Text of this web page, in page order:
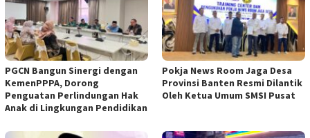
PGCN Bangun Sinergi dengan
KemenPPPA, Dorong
Penguatan Perlindungan Hak
Anak di Lingkungan Pendidikan
Pokja News Room Jaga Desa
Provinsi Banten Resmi Dilantik
Oleh Ketua Umum SMSI Pusat